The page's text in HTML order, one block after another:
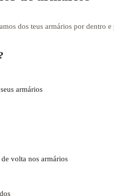
dos teus armários por dentro e
armários
volta nos armários